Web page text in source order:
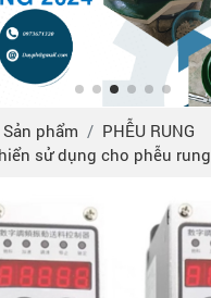
Sản phẩm
PHỄU RUNG
sử dụng cho phễu rung